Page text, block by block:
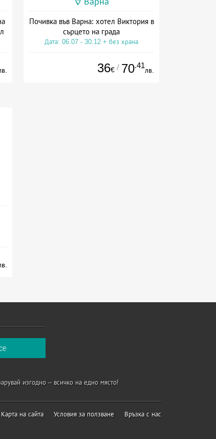
Почивка във Варна: хотел Виктория в
сърцето на града
Дата: 06.07 - 30.12 + без храна
36€ / 70.41
лв.
изгодно – всичко на едно място!
Карта на сайта Условия за ползване Връзка с нас